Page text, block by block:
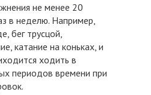
не менее 20
в неделю. Например,
бег трусцой,
катание на коньках, и
ходить в
периодов времени при